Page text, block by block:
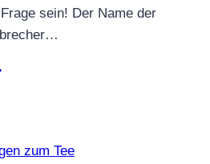
sein! Der Name der
zum Tee